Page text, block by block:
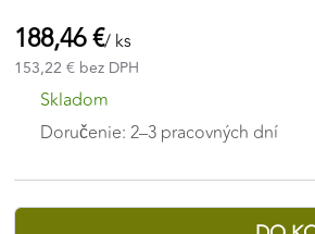
188,46 €/ ks
153,22 € bez DPH
Skladom
Doručenie: 2–3 pracovných dní